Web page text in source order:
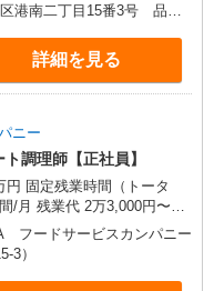
区港南二丁目15番3号 品川
詳細を見る
ニー
調理師【正社員】
円 固定残業時間（トータ
/月 残業代 2万3,000円〜6
フードサービスカンパニー
3）